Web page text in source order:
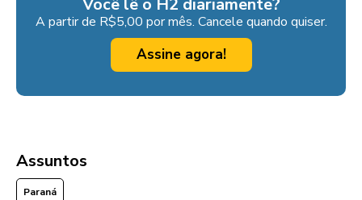
Você lê o H2 diariamente?
A partir de R$5,00 por mês. Cancele quando quiser.
Assine agora!
Assuntos
Paraná